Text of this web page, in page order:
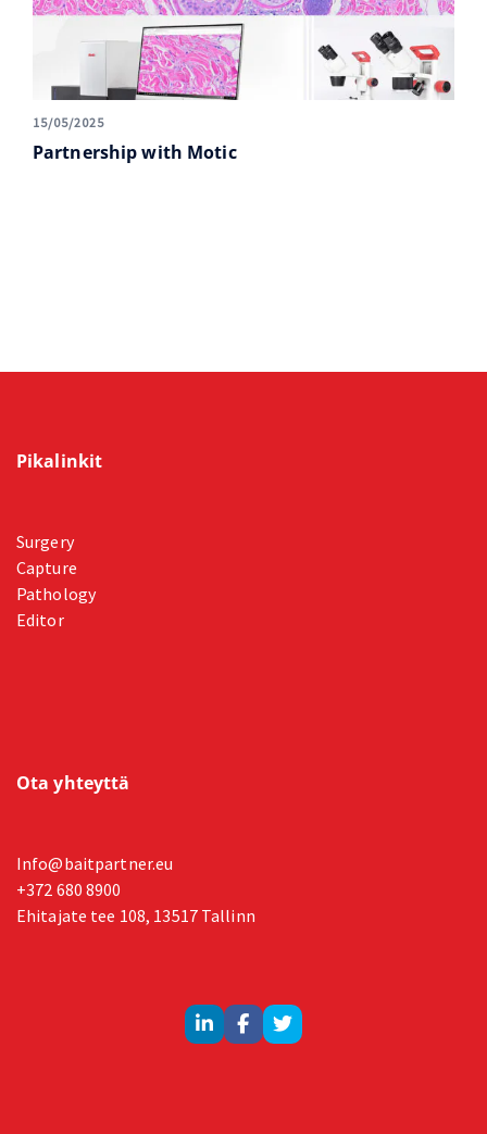
15/05/2025
Partnership with Motic
Pikalinkit
Surgery
Capture
Pathology
Editor
Ota yhteyttä
Info@baitpartner.eu
+372 680 8900
Ehitajate tee 108, 13517 Tallinn